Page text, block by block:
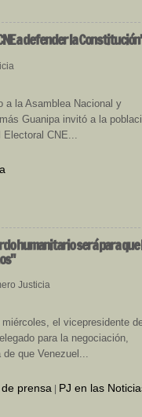
a defender la
a la Asamblea Nacional y
Guanipa invitó a la
CNE...
humanitario será para que
Justicia
el vicepresidente
para la negociación,
que Venezuel...
prensa PJ en las